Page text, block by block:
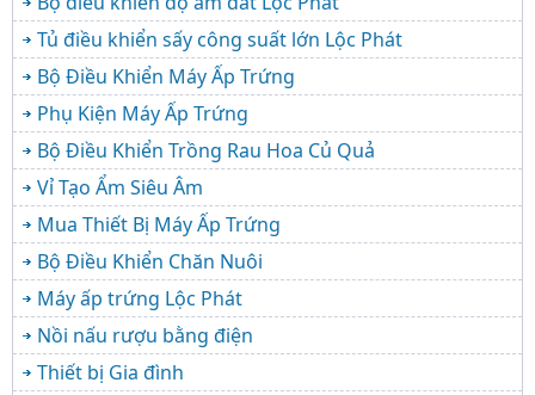
Tủ điều khiển sấy công suất lớn Lộc Phát
Bộ Điều Khiển Máy Ấp Trứng
Phụ Kiện Máy Ấp Trứng
Bộ Điều Khiển Trồng Rau Hoa Củ Quả
Vỉ Tạo Ẩm Siêu Âm
Mua Thiết Bị Máy Ấp Trứng
Bộ Điều Khiển Chăn Nuôi
Máy ấp trứng Lộc Phát
Nồi nấu rượu bằng điện
Thiết bị Gia đình